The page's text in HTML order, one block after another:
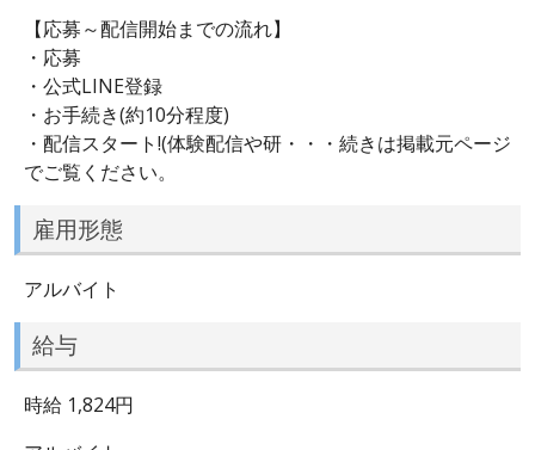
【応募～配信開始までの流れ】
・応募
・公式LINE登録
・お手続き(約10分程度)
・配信スタート!(体験配信や研・・・続きは掲載元ページ
でご覧ください。
雇用形態
アルバイト
給与
時給 1,824円